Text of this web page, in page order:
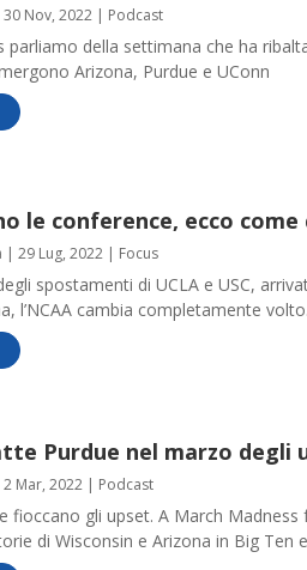
30 Nov, 2022| Podcast
parliamo della settimana che ha
Arizona, Purdue e UConn
le conference, ecco come
| 29 Lug, 2022| Focus
spostamenti di UCLA e USC,
l’NCAA cambia completamente volto.
Purdue nel marzo degli
2 Mar, 2022| Podcast
fioccano gli upset. A March Madness
di Wisconsin e Arizona in Big Ten